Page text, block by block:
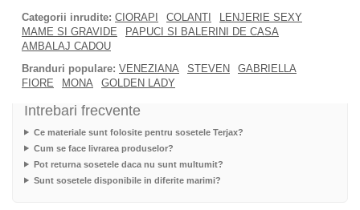
Categorii inrudite: CIORAPI COLANTI
LENJERIE SEXY
MAME SI GRAVIDE
PAPUCI SI BALERINI DE CASA
AMBALAJ CADOU
Branduri populare: VENEZIANA STEVEN
GABRIELLA
FIORE
MONA GOLDEN LADY
Intrebari frecvente
Ce materiale sunt folosite pentru sosetele Terjax?
Cum se face livrarea produselor?
Pot returna sosetele daca nu sunt multumit?
Sunt sosetele disponibile in diferite marimi?